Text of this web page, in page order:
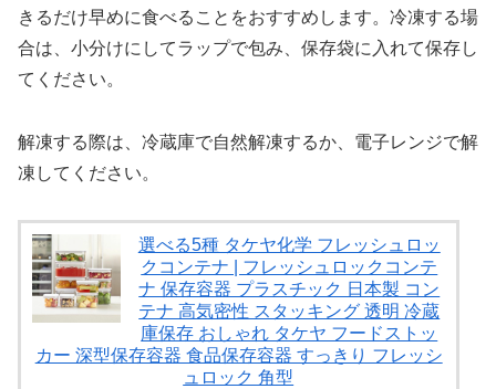
きるだけ早めに食べることをおすすめします。冷凍する場
合は、小分けにしてラップで包み、保存袋に入れて保存し
てください。
解凍する際は、冷蔵庫で自然解凍するか、電子レンジで解
凍してください。
選べる5種 タケヤ化学 フレッシュロッ
クコンテナ | フレッシュロックコンテ
ナ 保存容器 プラスチック 日本製 コン
テナ 高気密性 スタッキング 透明 冷蔵
庫保存 おしゃれ タケヤ フードストッ
カー 深型保存容器 食品保存容器 すっきり フレッシ
ュロック 角型